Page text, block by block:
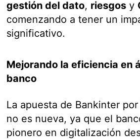
gestión del dato, riesgos y
comenzando a tener un
significativo.
Mejorando la eficiencia en
banco
La apuesta de Bankinter
no es nueva, ya que el
pionero en digitalización